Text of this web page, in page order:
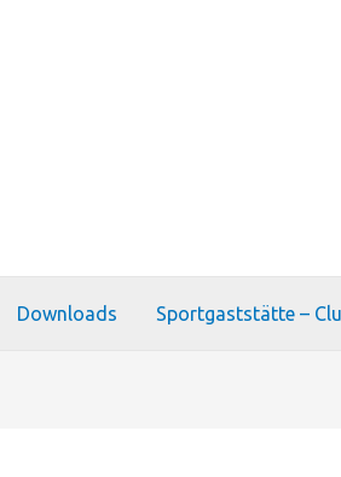
Downloads Sportgaststätte –